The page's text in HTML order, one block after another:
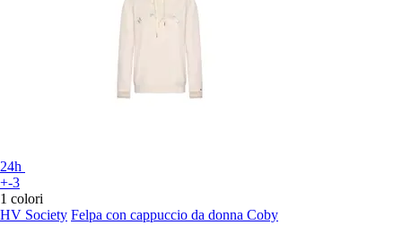
24h
+-3
1 colori
HV Society Felpa con cappuccio da donna Coby